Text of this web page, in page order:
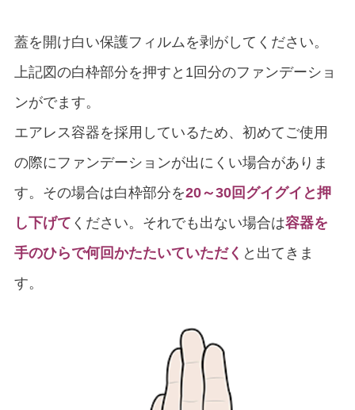
蓋を開け白い保護フィルムを剥がしてください。
上記図の白枠部分を押すと1回分のファンデーショ
ンがでます。
エアレス容器を採用しているため、初めてご使用
の際にファンデーションが出にくい場合がありま
す。その場合は白枠部分を20～30回グイグイと押
し下げて ください。それでも出ない場合は容器を
手のひらで何回かたたいていただく と出てきま
す。